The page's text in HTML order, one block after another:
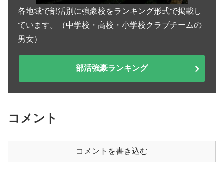
各地域で部活別に強豪校をランキング形式で掲載し
ています。（中学校・高校・小学校クラブチームの
男女）
部活強豪ランキング
コメント
コメントを書き込む